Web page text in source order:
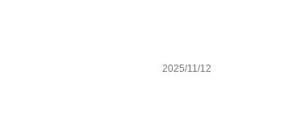
2025/11/12